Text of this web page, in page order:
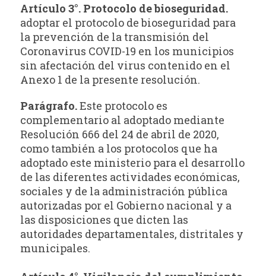
Artículo 3°. Protocolo de bioseguridad.
adoptar el protocolo de bioseguridad para
la prevención de la transmisión del
Coronavirus COVID-19 en los municipios
sin afectación del virus contenido en el
Anexo 1 de la presente resolución.
Parágrafo.Este protocolo es
complementario al adoptado mediante
Resolución 666 del 24 de abril de 2020,
como también a los protocolos que ha
adoptado este ministerio para el desarrollo
de las diferentes actividades económicas,
sociales y de la administración pública
autorizadas por el Gobierno nacional y a
las disposiciones que dicten las
autoridades departamentales, distritales y
municipales.